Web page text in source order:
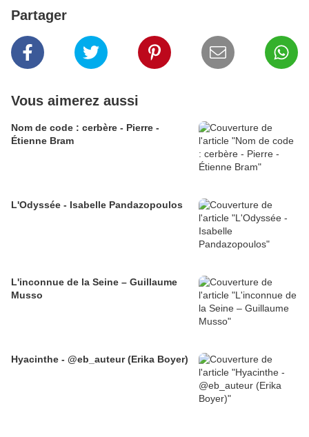
Partager
Vous aimerez aussi
Nom de code : cerbère - Pierre -
Étienne Bram
L'Odyssée - Isabelle Pandazopoulos
L'inconnue de la Seine – Guillaume
Musso
Hyacinthe - @eb_auteur (Erika Boyer)